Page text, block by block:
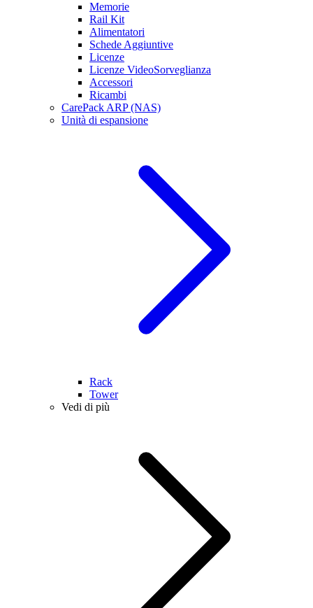
Memorie
Rail Kit
Alimentatori
Schede Aggiuntive
Licenze
Licenze VideoSorveglianza
Accessori
Ricambi
CarePack ARP (NAS)
Unità di espansione
Rack
Tower
Vedi di più